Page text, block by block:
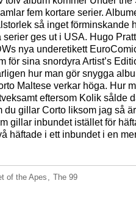
fem kortare serier.
så inget förminskande
ges ut i USA. Hugo
nya underetikett
för sina snordyra Artist’s
hur man gör snygga
Maltese verkar höga. Hur
eftersom Kolik sålde
du gillar Corto liksom jag så
gillar inbundet istället för
häftade i ett inbundet i en
of the Apes, The 99